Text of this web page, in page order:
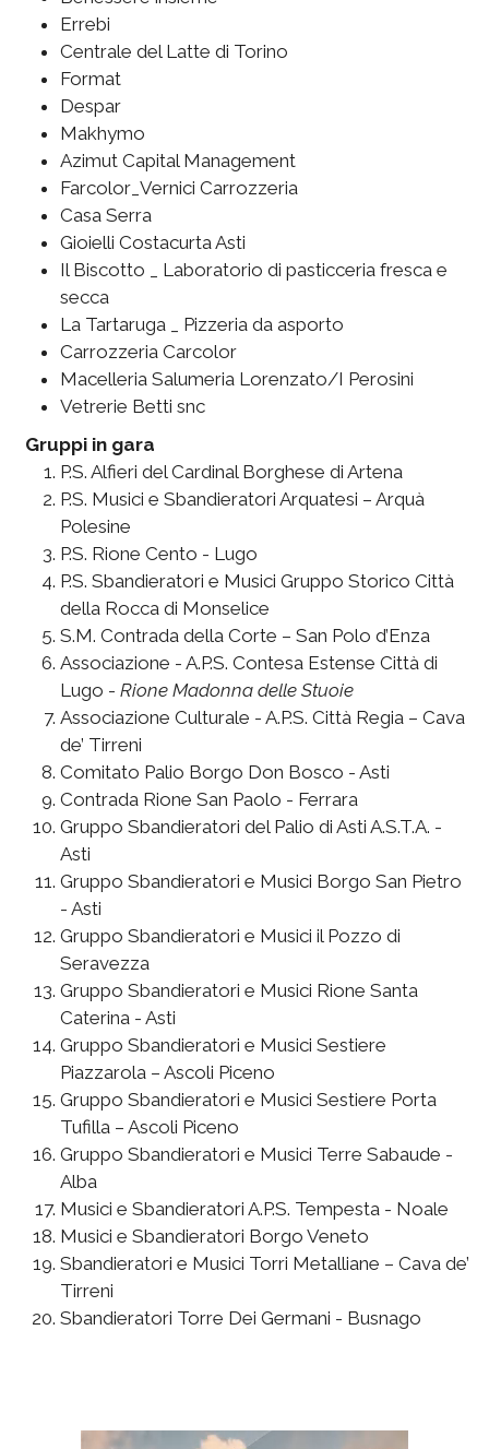
Errebi
Centrale del Latte di Torino
Format
Despar
Makhymo
Azimut Capital Management
Farcolor_Vernici Carrozzeria
Casa Serra
Gioielli Costacurta Asti
Il Biscotto _ Laboratorio di pasticceria fresca e
secca
La Tartaruga _ Pizzeria da asporto
Carrozzeria Carcolor
Macelleria Salumeria Lorenzato/I Perosini
Vetrerie Betti snc
Gruppi in gara
P.S. Alfieri del Cardinal Borghese di Artena
P.S. Musici e Sbandieratori Arquatesi – Arquà
Polesine
P.S. Rione Cento - Lugo
P.S. Sbandieratori e Musici Gruppo Storico Città
della Rocca di Monselice
S.M. Contrada della Corte – San Polo d’Enza
Associazione - A.P.S. Contesa Estense Città di
Lugo - Rione Madonna delle Stuoie
Associazione Culturale - A.P.S. Città Regia – Cava
de’ Tirreni
Comitato Palio Borgo Don Bosco - Asti
Contrada Rione San Paolo - Ferrara
Gruppo Sbandieratori del Palio di Asti A.S.T.A. -
Asti
Gruppo Sbandieratori e Musici Borgo San Pietro
- Asti
Gruppo Sbandieratori e Musici il Pozzo di
Seravezza
Gruppo Sbandieratori e Musici Rione Santa
Caterina - Asti
Gruppo Sbandieratori e Musici Sestiere
Piazzarola – Ascoli Piceno
Gruppo Sbandieratori e Musici Sestiere Porta
Tufilla – Ascoli Piceno
Gruppo Sbandieratori e Musici Terre Sabaude -
Alba
Musici e Sbandieratori A.P.S. Tempesta - Noale
Musici e Sbandieratori Borgo Veneto
Sbandieratori e Musici Torri Metalliane – Cava de’
Tirreni
Sbandieratori Torre Dei Germani - Busnago